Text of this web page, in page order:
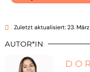
Zuletzt aktualisiert: 23.
AUTOR*IN